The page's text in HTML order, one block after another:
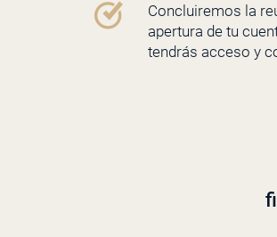
Concluiremos la
apertura de tu
tendrás acceso y